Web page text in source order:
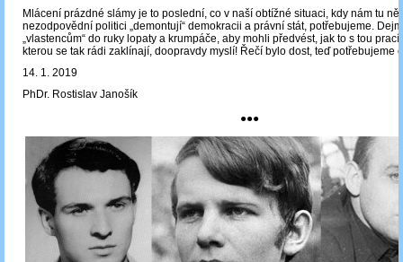
Mlácení prázdné slámy je to poslední, co v naší obtížné situaci, kdy nám tu
nezodpovědní politici „demontují“ demokracii a právní stát, potřebujeme.
„vlastencům“ do ruky lopaty a krumpáče, aby mohli předvést, jak to s tou prací
kterou se tak rádi zaklínají, doopravdy myslí! Řečí bylo dost, teď potřebujeme
14. 1. 2019
PhDr. Rostislav Janošík
●●●